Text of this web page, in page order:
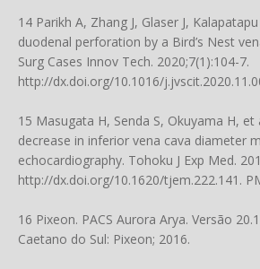
14 Parikh A, Zhang J, Glaser J,
duodenal perforation by a Bird’s Nest
Surg Cases Innov Tech. 2020;7(1):104-7.
http://dx.doi.org/10.1016/
15 Masugata H, Senda S, Okuyama H, et
decrease in inferior vena cava diameter
echocardiography. Tohoku J Exp Med.
http://dx.doi.org/10.1620/tjem.222.141 .
16 Pixeon. PACS Aurora Arya. Versão
Caetano do Sul: Pixeon; 2016.